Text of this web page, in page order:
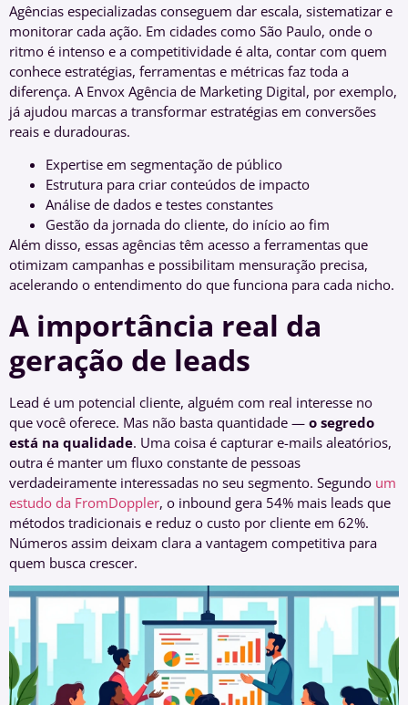
Agências especializadas conseguem dar escala, sistematizar e
monitorar cada ação. Em cidades como São Paulo, onde o
ritmo é intenso e a competitividade é alta, contar com quem
conhece estratégias, ferramentas e métricas faz toda a
diferença. A Envox Agência de Marketing Digital, por exemplo,
já ajudou marcas a transformar estratégias em conversões
reais e duradouras.
Expertise em segmentação de público
Estrutura para criar conteúdos de impacto
Análise de dados e testes constantes
Gestão da jornada do cliente, do início ao fim
Além disso, essas agências têm acesso a ferramentas que
otimizam campanhas e possibilitam mensuração precisa,
acelerando o entendimento do que funciona para cada nicho.
A importância real da
geração de leads
Lead é um potencial cliente, alguém com real interesse no
que você oferece. Mas não basta quantidade — o segredo
está na qualidade. Uma coisa é capturar e-mails aleatórios,
outra é manter um fluxo constante de pessoas
verdadeiramente interessadas no seu segmento. Segundo um
estudo da FromDoppler, o inbound gera 54% mais leads que
métodos tradicionais e reduz o custo por cliente em 62%.
Números assim deixam clara a vantagem competitiva para
quem busca crescer.